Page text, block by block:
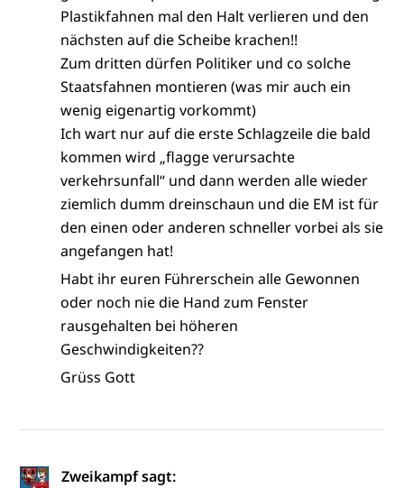
Plastikfahnen mal den Halt verlieren und den
nächsten auf die Scheibe krachen!!
Zum dritten dürfen Politiker und co solche
Staatsfahnen montieren (was mir auch ein
wenig eigenartig vorkommt)
Ich wart nur auf die erste Schlagzeile die bald
kommen wird „flagge verursachte
verkehrsunfall“ und dann werden alle wieder
ziemlich dumm dreinschaun und die EM ist für
den einen oder anderen schneller vorbei als sie
angefangen hat!
Habt ihr euren Führerschein alle Gewonnen
oder noch nie die Hand zum Fenster
rausgehalten bei höheren
Geschwindigkeiten??
Grüss Gott
Zweikampfsagt: